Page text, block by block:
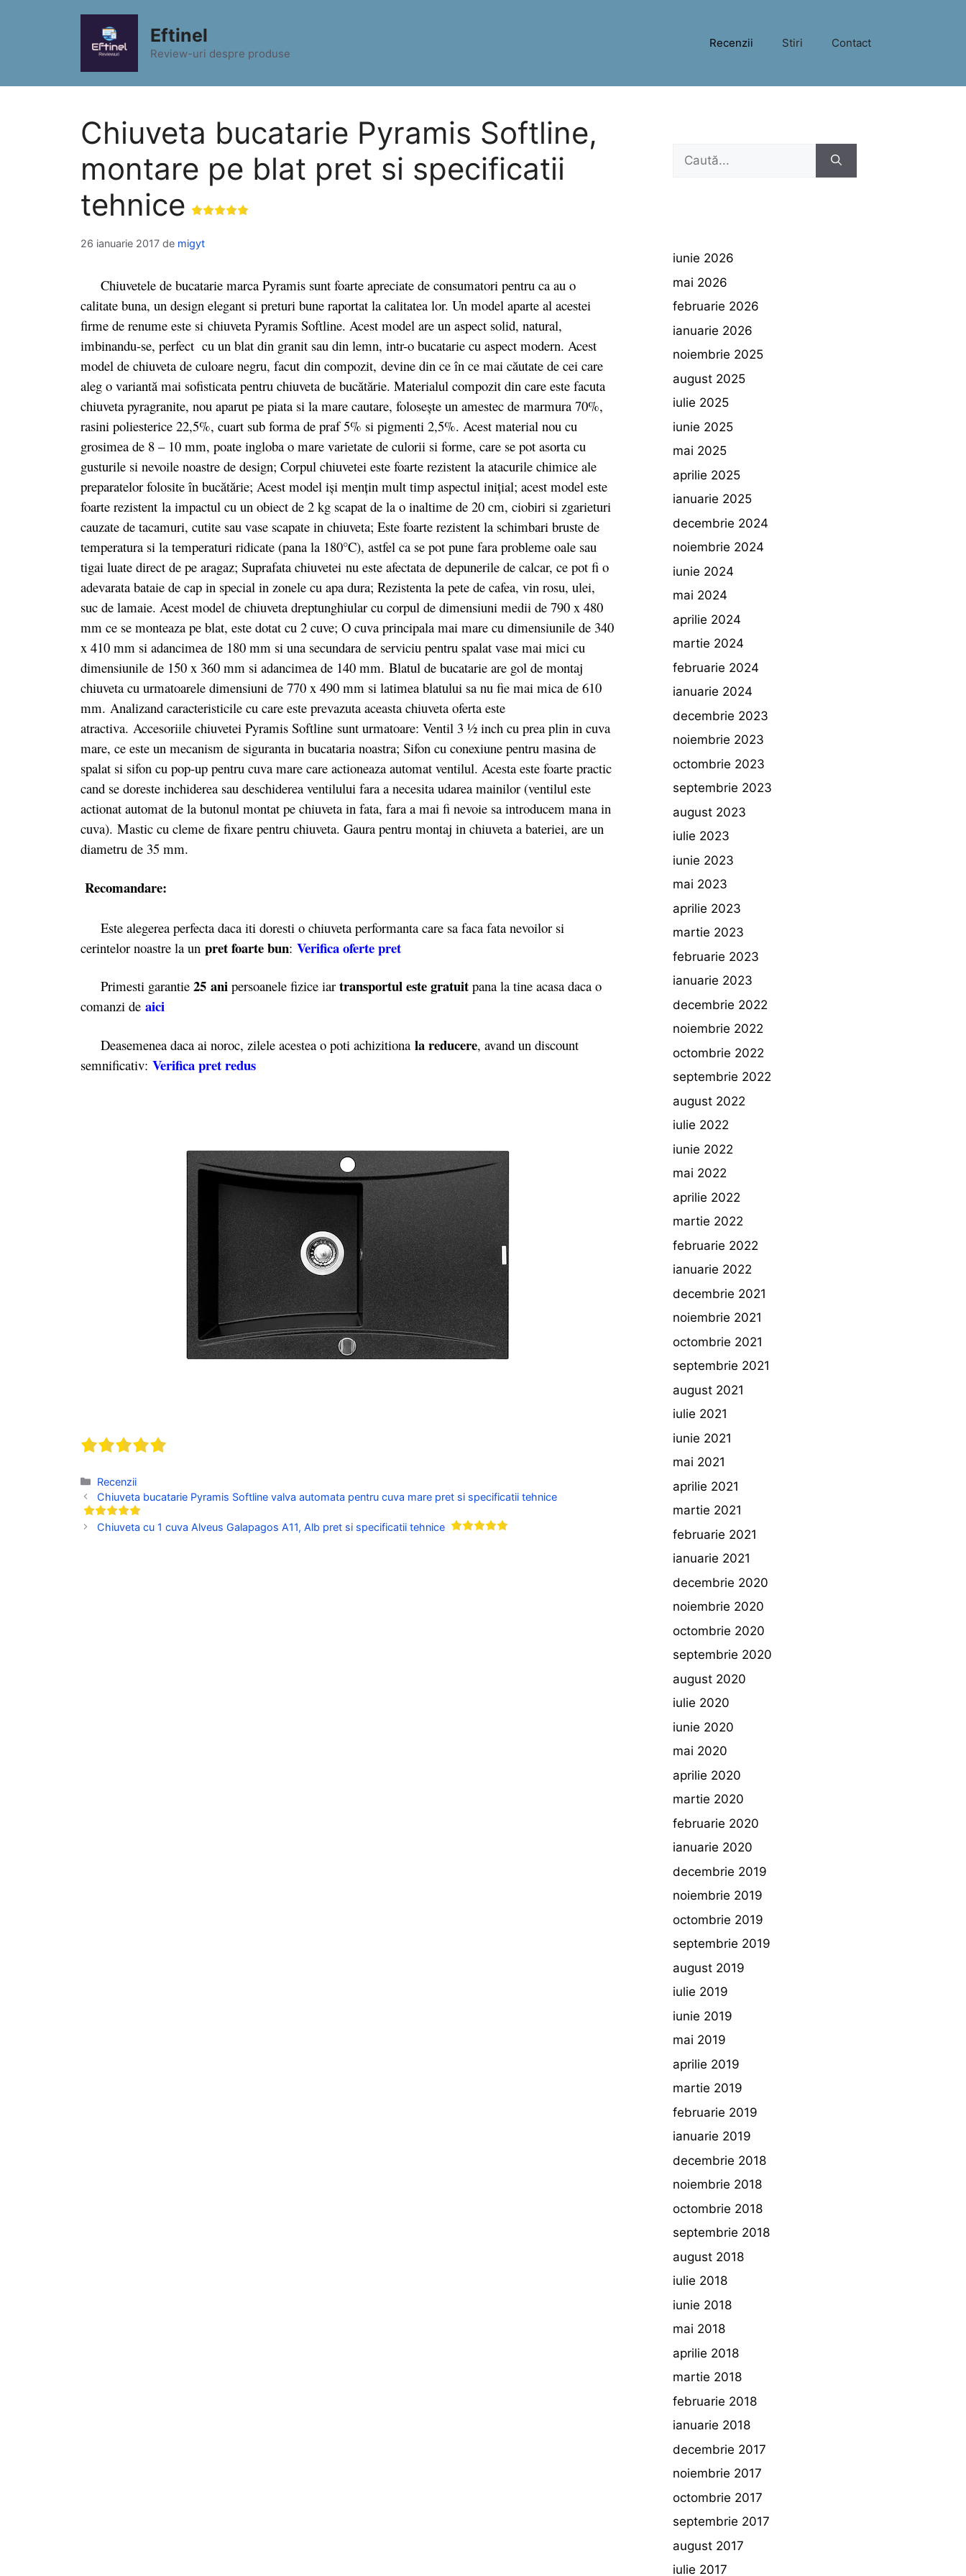
Eftinel
Review-uri despre produse
Recenzii Stiri Contact
Chiuveta bucatarie Pyramis Softline,
montare pe blat pret si specificatii
tehnice
26 ianuarie 2017 de migyt
Chiuvetele de bucatarie marca Pyramis sunt foarte apreciate de consumatori pentru ca au o
calitate buna, un design elegant si preturi bune raportat la calitatea lor. Un model aparte al acestei
firme de renume este si chiuveta Pyramis Softline. Acest model are un aspect solid, natural,
imbinandu-se, perfect cu un blat din granit sau din lemn, intr-o bucatarie cu aspect modern. Acest
model de chiuveta de culoare negru, facut din compozit, devine din ce în ce mai căutate de cei care
aleg o variantă mai sofisticata pentru chiuveta de bucătărie. Materialul compozit din care este facuta
chiuveta pyragranite, nou aparut pe piata si la mare cautare, folosește un amestec de marmura 70%,
rasini poliesterice 22,5%, cuart sub forma de praf 5% si pigmenti 2,5%. Acest material nou cu
grosimea de 8 – 10 mm, poate ingloba o mare varietate de culorii si forme, care se pot asorta cu
gusturile si nevoile noastre de design; Corpul chiuvetei este foarte rezistent la atacurile chimice ale
preparatelor folosite în bucătărie; Acest model iși mențin mult timp aspectul inițial; acest model este
foarte rezistent la impactul cu un obiect de 2 kg scapat de la o inaltime de 20 cm, ciobiri si zgarieturi
cauzate de tacamuri, cutite sau vase scapate in chiuveta; Este foarte rezistent la schimbari bruste de
temperatura si la temperaturi ridicate (pana la 180°C), astfel ca se pot pune fara probleme oale sau
tigai luate direct de pe aragaz; Suprafata chiuvetei nu este afectata de depunerile de calcar, ce pot fi o
adevarata bataie de cap in special in zonele cu apa dura; Rezistenta la pete de cafea, vin rosu, ulei,
suc de lamaie. Acest model de chiuveta dreptunghiular cu corpul de dimensiuni medii de 790 x 480
mm ce se monteaza pe blat, este dotat cu 2 cuve; O cuva principala mai mare cu dimensiunile de 340
x 410 mm si adancimea de 180 mm si una secundara de serviciu pentru spalat vase mai mici cu
dimensiunile de 150 x 360 mm si adancimea de 140 mm. Blatul de bucatarie are gol de montaj
chiuveta cu urmatoarele dimensiuni de 770 x 490 mm si latimea blatului sa nu fie mai mica de 610
mm. Analizand caracteristicile cu care este prevazuta aceasta chiuveta oferta este
atractiva. Accesoriile chiuvetei Pyramis Softline sunt urmatoare: Ventil 3 ½ inch cu prea plin in cuva
mare, ce este un mecanism de siguranta in bucataria noastra; Sifon cu conexiune pentru masina de
spalat si sifon cu pop-up pentru cuva mare care actioneaza automat ventilul. Acesta este foarte practic
cand se doreste inchiderea sau deschiderea ventilului fara a necesita udarea mainilor (ventilul este
actionat automat de la butonul montat pe chiuveta in fata, fara a mai fi nevoie sa introducem mana in
cuva). Mastic cu cleme de fixare pentru chiuveta. Gaura pentru montaj in chiuveta a bateriei, are un
diametru de 35 mm.
Recomandare:
Este alegerea perfecta daca iti doresti o chiuveta performanta care sa faca fata nevoilor si
cerintelor noastre la un pret foarte bun: Verifica oferte pret
Primesti garantie 25 ani persoanele fizice iar transportul este gratuit pana la tine acasa daca o
comanzi de aici
Deasemenea daca ai noroc, zilele acestea o poti achizitiona la reducere, avand un discount
semnificativ: Verifica pret redus
Categorii
Recenzii
Chiuveta bucatarie Pyramis Softline valva automata pentru cuva mare pret si specificatii tehnice
Chiuveta cu 1 cuva Alveus Galapagos A11, Alb pret si specificatii tehnice
Caută
iunie 2026
mai 2026
februarie 2026
ianuarie 2026
noiembrie 2025
august 2025
iulie 2025
iunie 2025
mai 2025
aprilie 2025
ianuarie 2025
decembrie 2024
noiembrie 2024
iunie 2024
mai 2024
aprilie 2024
martie 2024
februarie 2024
ianuarie 2024
decembrie 2023
noiembrie 2023
octombrie 2023
septembrie 2023
august 2023
iulie 2023
iunie 2023
mai 2023
aprilie 2023
martie 2023
februarie 2023
ianuarie 2023
decembrie 2022
noiembrie 2022
octombrie 2022
septembrie 2022
august 2022
iulie 2022
iunie 2022
mai 2022
aprilie 2022
martie 2022
februarie 2022
ianuarie 2022
decembrie 2021
noiembrie 2021
octombrie 2021
septembrie 2021
august 2021
iulie 2021
iunie 2021
mai 2021
aprilie 2021
martie 2021
februarie 2021
ianuarie 2021
decembrie 2020
noiembrie 2020
octombrie 2020
septembrie 2020
august 2020
iulie 2020
iunie 2020
mai 2020
aprilie 2020
martie 2020
februarie 2020
ianuarie 2020
decembrie 2019
noiembrie 2019
octombrie 2019
septembrie 2019
august 2019
iulie 2019
iunie 2019
mai 2019
aprilie 2019
martie 2019
februarie 2019
ianuarie 2019
decembrie 2018
noiembrie 2018
octombrie 2018
septembrie 2018
august 2018
iulie 2018
iunie 2018
mai 2018
aprilie 2018
martie 2018
februarie 2018
ianuarie 2018
decembrie 2017
noiembrie 2017
octombrie 2017
septembrie 2017
august 2017
iulie 2017